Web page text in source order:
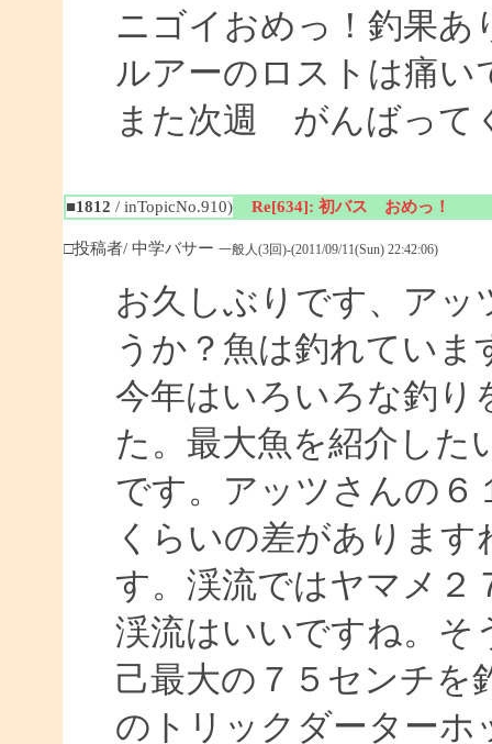
ニゴイおめっ！釣果あ
ルアーのロストは痛い
また次週 がんばって
■1812 / inTopicNo.910) Re[634]: 初バス おめっ！
□投稿者/ 中学バサー 一般人(3回)-(2011/09/11(Sun) 22:42:06)
お久しぶりです、アッ
うか？魚は釣れていま
今年はいろいろな釣り
た。最大魚を紹介した
です。アッツさんの６
くらいの差がありま
す。渓流ではヤマメ２
渓流はいいですね。そ
己最大の７５センチを
のトリックダーターホ